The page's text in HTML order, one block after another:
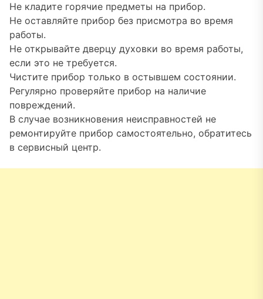
Не кладите горячие предметы на прибор.
Не оставляйте прибор без присмотра во время
работы.
Не открывайте дверцу духовки во время работы,
если это не требуется.
Чистите прибор только в остывшем состоянии.
Регулярно проверяйте прибор на наличие
повреждений.
В случае возникновения неисправностей не
ремонтируйте прибор самостоятельно, обратитесь
в сервисный центр.